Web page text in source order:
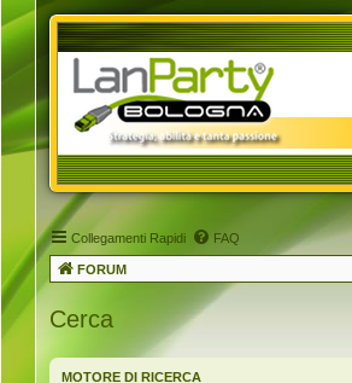
Collegamenti Rapidi FAQ
FORUM
Cerca
MOTORE DI RICERCA